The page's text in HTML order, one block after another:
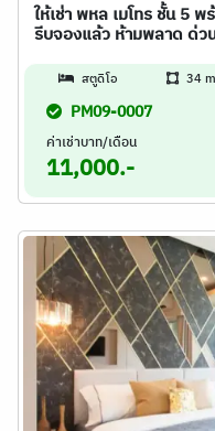
ให้เช่า พหล เมโทร ชั้น 5
รีบจองแล้ว ห้ามพลาด ด่ว
สตูดิโอ 34 m
PM09-0007
ค่าเช่าบาท/เดือน
11,000.-